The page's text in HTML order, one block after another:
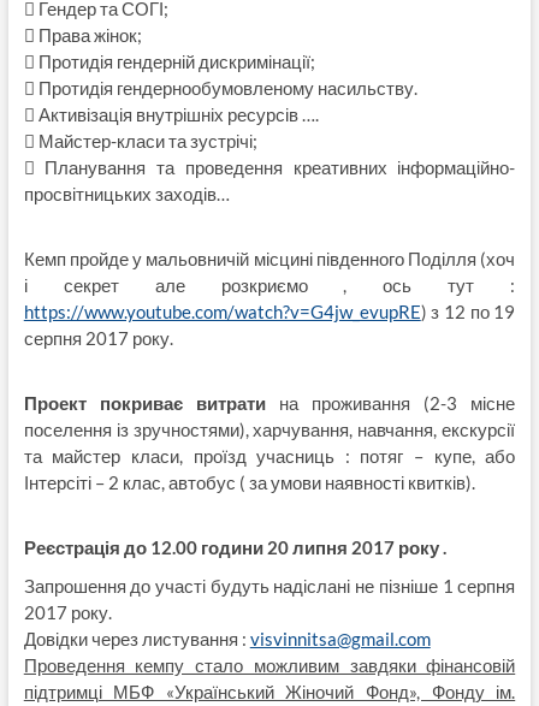
 Гендер та СОГІ;
 Права жінок;
 Протидія гендерній дискримінації;
 Протидія гендернообумовленому насильству.
 Активізація внутрішніх ресурсів ….
 Майстер-класи та зустрічі;
 Планування та проведення креативних інформаційно-
просвітницьких заходів…
Кемп пройде у мальовничій місцині південного Поділля (хоч
і секрет але розкриємо , ось тут :
https://www.youtube.com/watch?v=G4jw_evupRE) з 12 по 19
серпня 2017 року.
Проект покриває витратина проживання (2-3 місне
поселення із зручностями), харчування, навчання, екскурсії
та майстер класи, проїзд учасниць : потяг – купе, або
Інтерсіті – 2 клас, автобус ( за умови наявності квитків).
Реєстрація до 12.00 години 20 липня 2017 року .
Запрошення до участі будуть надіслані не пізніше 1 серпня
2017 року.
Довідки через листування : visvinnitsa@gmail.com
Проведення кемпу стало можливим завдяки фінансовій
підтримці МБФ «Український Жіночий Фонд», Фонду ім.